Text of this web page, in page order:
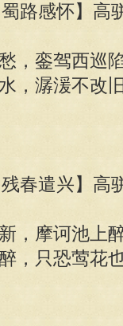
路感怀】高
，銮驾西巡
，潺湲不改
春遣兴】高
，摩诃池上
，只恐莺花